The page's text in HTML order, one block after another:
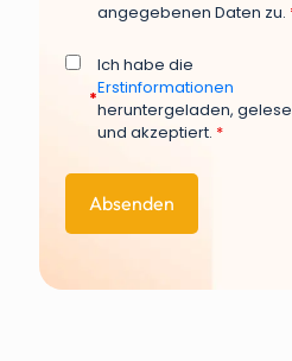
angegebenen Daten zu.
*
Ich habe die
Erstinformationen
heruntergeladen,
und akzeptiert. *